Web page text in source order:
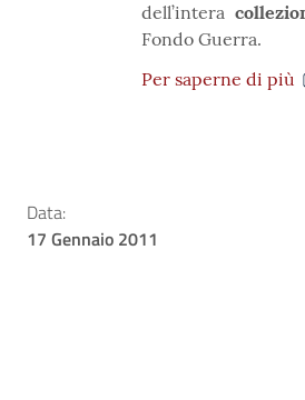
dell’intera
Fondo Guerra.
Per saperne di più
Data:
17 Gennaio 2011